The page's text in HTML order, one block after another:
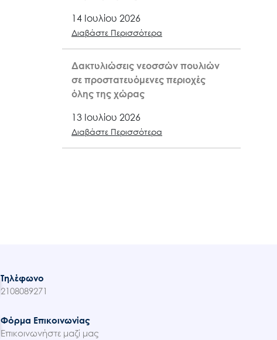
14 Ιουλίου 2026
Διαβάστε Περισσότερα
Δακτυλιώσεις νεοσσών πουλιών
σε προστατευόμενες περιοχές
όλης της χώρας
13 Ιουλίου 2026
Διαβάστε Περισσότερα
Τηλέφωνο
2108089271
Φόρμα Επικοινωνίας
Επικοινωνήστε μαζί μας